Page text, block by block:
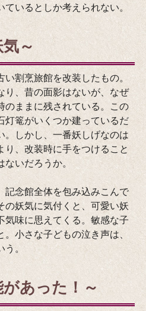
いるとしか考えられない。
～
割烹旅館を改装したもの。
り、昔の面影はないが、なぜ
のままに残されている。この
灯篭がいくつか建っているだ
。しかし、一番妖しげなのは
り、改装時に手をつけること
いだろうか。
記念館全体を包み込みこんで
の妖気に気付くと、可愛い妖
気味に思えてくる。敏感な子
小さな子どもの泣き声は、
。
あった！～